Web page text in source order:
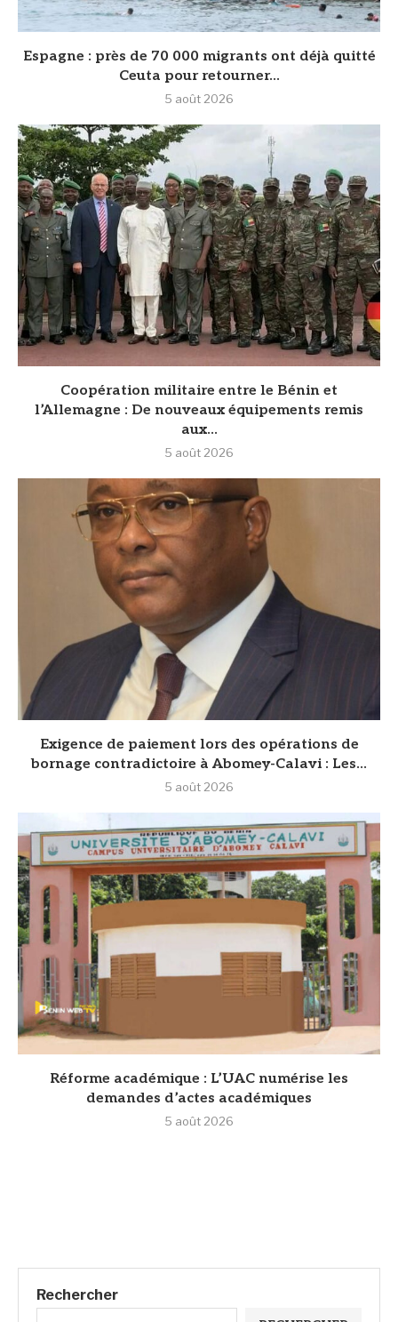
‎Espagne : près de 70 000 migrants ont déjà quitté
Ceuta pour retourner...
5 août 2026
Coopération militaire entre le Bénin et
l’Allemagne : De nouveaux équipements remis
aux...
5 août 2026
Exigence de paiement lors des opérations de
bornage contradictoire à Abomey-Calavi : Les...
5 août 2026
Réforme académique : L’UAC numérise les
demandes d’actes académiques
5 août 2026
Rechercher